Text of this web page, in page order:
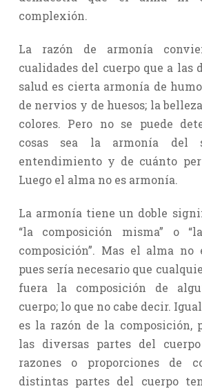
complexión.
La razón de armonía
cualidades del cuerpo que a las
salud es cierta armonía de
de nervios y de huesos; la
colores. Pero no se puede
cosas sea la armonía del
entendimiento y de cuánto
Luego el alma no es armonía.
La armonía tiene un doble
“la composición misma” o
composición”. Mas el alma no
pues sería necesario que
fuera la composición de
cuerpo; lo que no cabe decir.
es la razón de la composición,
las diversas partes del
razones o proporciones de
distintas partes del cuerpo